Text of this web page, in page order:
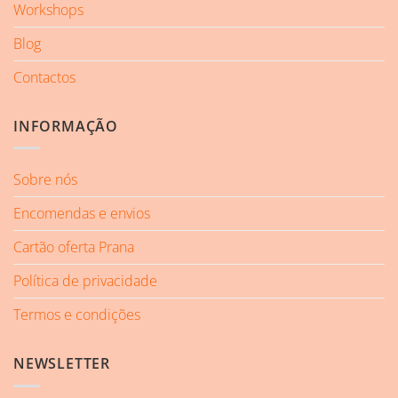
Workshops
Blog
Contactos
INFORMAÇÃO
Sobre nós
Encomendas e envios
Cartão oferta Prana
Política de privacidade
Termos e condições
NEWSLETTER